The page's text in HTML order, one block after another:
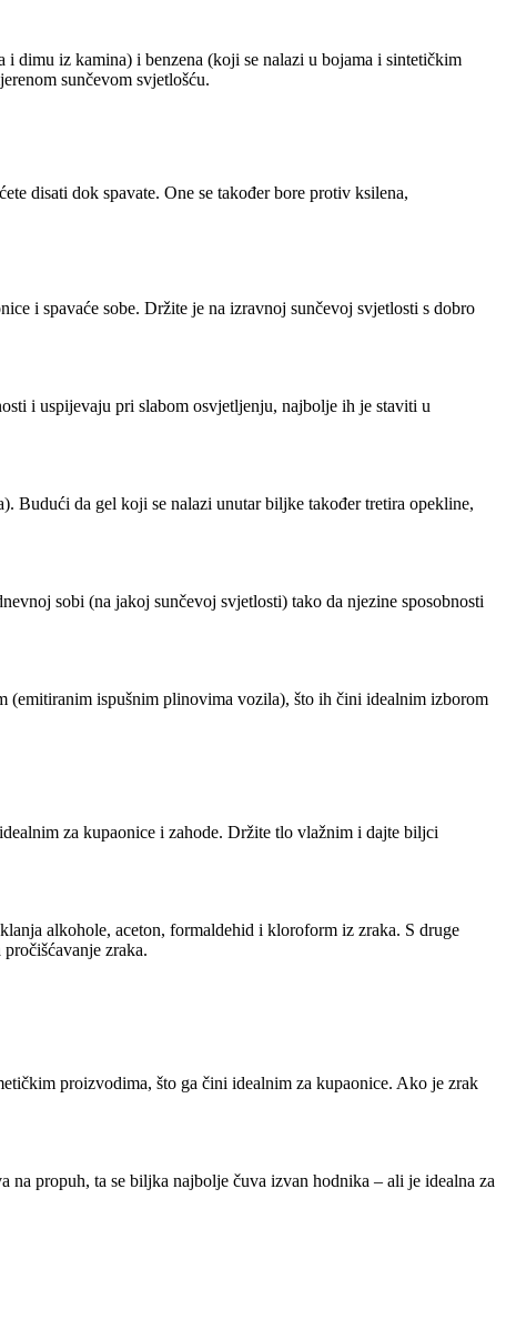
dimu iz kamina) i benzena (koji se nalazi u bojama i sintetičkim
sunčevom svjetlošću.
disati dok spavate. One se također bore protiv ksilena,
i spavaće sobe. Držite je na izravnoj sunčevoj svjetlosti s dobro
i uspijevaju pri slabom osvjetljenju, najbolje ih je staviti u
Budući da gel koji se nalazi unutar biljke također tretira opekline,
sobi (na jakoj sunčevoj svjetlosti) tako da njezine sposobnosti
(emitiranim ispušnim plinovima vozila), što ih čini idealnim izborom
za kupaonice i zahode. Držite tlo vlažnim i dajte biljci
alkohole, aceton, formaldehid i kloroform iz zraka. S druge
zraka.
proizvodima, što ga čini idealnim za kupaonice. Ako je zrak
propuh, ta se biljka najbolje čuva izvan hodnika – ali je idealna za